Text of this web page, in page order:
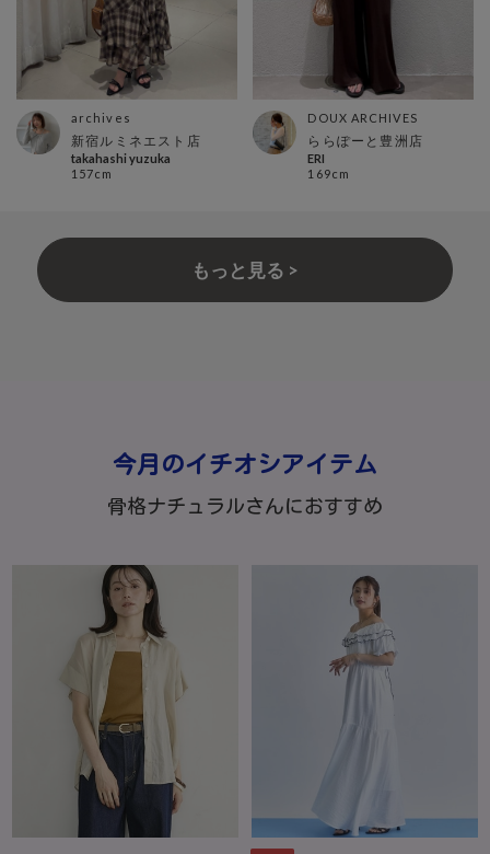
archives
新宿ルミネエスト店
takahashi yuzuka
157cm
DOUX ARCHIVES
ららぽーと豊洲店
ERI
169cm
もっと見る >
今月のイチオシアイテム
骨格ナチュラルさんにおすすめ